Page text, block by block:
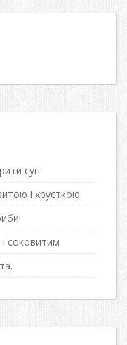
суп
і хрусткою
соковитим